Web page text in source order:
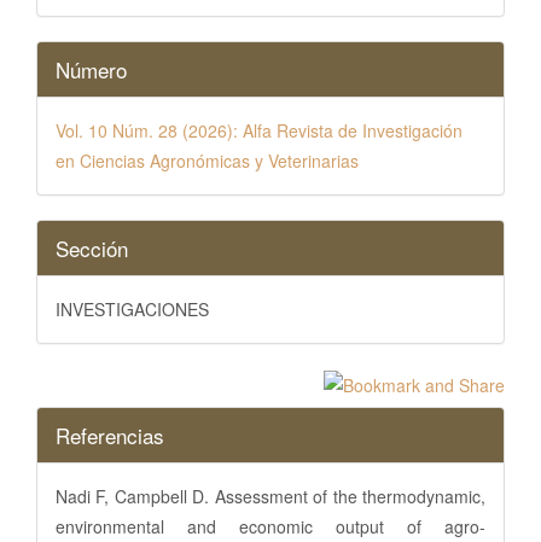
Número
Vol. 10 Núm. 28 (2026): Alfa Revista de Investigación
en Ciencias Agronómicas y Veterinarias
Sección
INVESTIGACIONES
Referencias
Nadi F, Campbell D. Assessment of the thermodynamic,
environmental and economic output of agro-